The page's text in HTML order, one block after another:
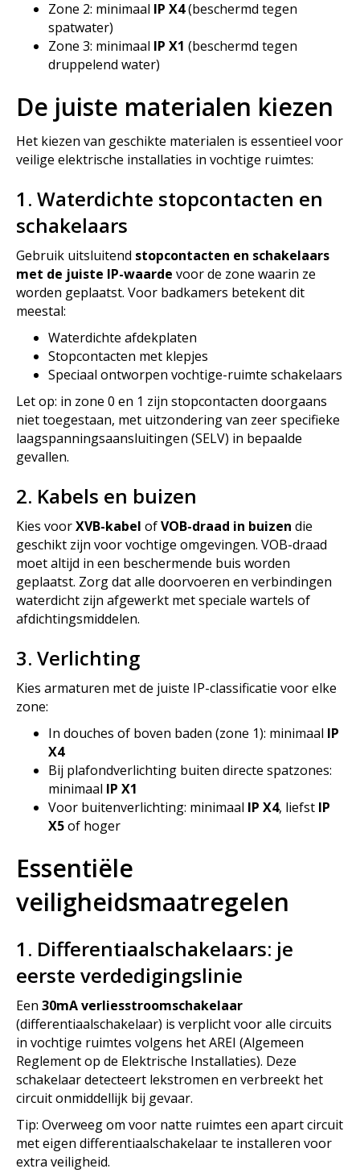
Zone 2: minimaal IP X4(beschermd tegen
spatwater)
Zone 3: minimaal IP X1 (beschermd tegen
druppelend water)
De juiste materialen kiezen
Het kiezen van geschikte materialen is essentieel voor
veilige elektrische installaties in vochtige ruimtes:
1. Waterdichte stopcontacten en
schakelaars
Gebruik uitsluitend stopcontacten en schakelaars
met de juiste IP-waarde voor de zone waarin ze
worden geplaatst. Voor badkamers betekent dit
meestal:
Waterdichte afdekplaten
Stopcontacten met klepjes
Speciaal ontworpen vochtige-ruimte schakelaars
Let op: in zone 0 en 1 zijn stopcontacten doorgaans
niet toegestaan, met uitzondering van zeer specifieke
laagspanningsaansluitingen (SELV) in bepaalde
gevallen.
2. Kabels en buizen
Kies voorXVB-kabel ofVOB-draad in buizen die
geschikt zijn voor vochtige omgevingen. VOB-draad
moet altijd in een beschermende buis worden
geplaatst. Zorg dat alle doorvoeren en verbindingen
waterdicht zijn afgewerkt met speciale wartels of
afdichtingsmiddelen.
3. Verlichting
Kies armaturen met de juiste IP-classificatie voor elke
zone:
In douches of boven baden (zone 1): minimaal IP
X4
Bij plafondverlichting buiten directe spatzones:
minimaal IP X1
Voor buitenverlichting: minimaal IP X4, liefst IP
X5of hoger
Essentiële
veiligheidsmaatregelen
1. Differentiaalschakelaars: je
eerste verdedigingslinie
Een 30mA verliesstroomschakelaar
(differentiaalschakelaar) is verplicht voor alle circuits
in vochtige ruimtes volgens het AREI (Algemeen
Reglement op de Elektrische Installaties). Deze
schakelaar detecteert lekstromen en verbreekt het
circuit onmiddellijk bij gevaar.
Tip: Overweeg om voor natte ruimtes een apart circuit
met eigen differentiaalschakelaar te installeren voor
extra veiligheid.